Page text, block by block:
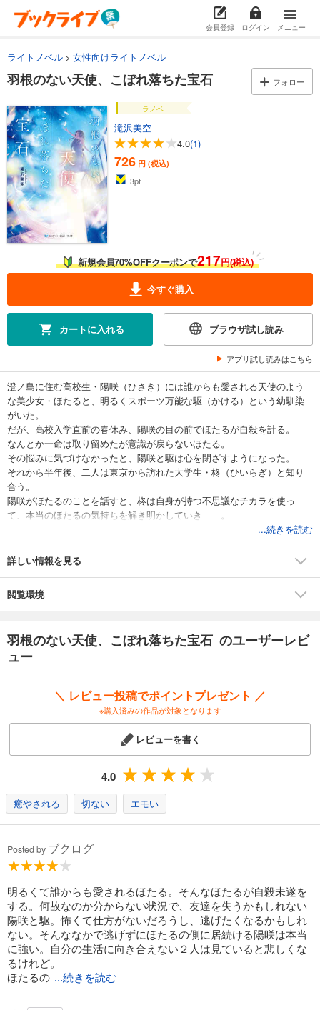
会員登録 ログイン メニュー
ライトノベル 女性向けライトノベル
羽根のない天使、こぼれ落ちた宝石 フォロー
ラノベ
滝沢美空
4.0(1)
726 円 (税込)
3pt
新規会員70%OFFクーポンで217円(税込)
今すぐ購入
カートに入れる ブラウザ試し読み
アプリ試し読みはこちら
澄ノ島に住む高校生・陽咲（ひさき）には誰からも愛される天使のよう
な美少女・ほたると、明るくスポーツ万能な駆（かける）という幼馴染
がいた。
だが、高校入学直前の春休み、陽咲の目の前でほたるが自殺を計る。
なんとか一命は取り留めたが意識が戻らないほたる。
その悩みに気づけなかったと、陽咲と駆は心を閉ざすようになった。
それから半年後、二人は東京から訪れた大学生・柊（ひいらぎ）と知り
合う。
陽咲がほたるのことを話すと、柊は自身が持つ不思議なチカラを使っ
て、本当のほたるの気持ちを解き明かしていき――。
...続きを読む
詳しい情報を見る
閲覧環境
羽根のない天使、こぼれ落ちた宝石 のユーザーレビ
ュー
＼ レビュー投稿でポイントプレゼント ／
※購入済みの作品が対象となります
レビューを書く
4.0
癒やされる 切ない エモい
Posted by ブクログ
明るくて誰からも愛されるほたる。そんなほたるが自殺未遂を
する。何故なのか分からない状況で、友達を失うかもしれない
陽咲と駆。怖くて仕方がないだろうし、逃げたくなるかもしれ
ない。そんななかで逃げずにほたるの側に居続ける陽咲は本当
に強い。自分の生活に向き合えない２人は見ていると悲しくな
るけれど。
ほたるの ...続きを読む